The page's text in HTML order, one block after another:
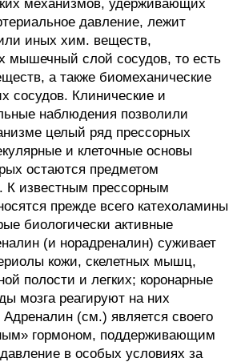
механизмов, удерживающих
давление, лежит
иных хим. веществ,
мышечный слой сосудов, то есть
а также биомеханические
сосудов. Клинические и
наблюдения позволили
целый ряд прессорных
и клеточные основы
остаются предметом
К известным прессорным
прежде всего катехоламины
биологически активные
(и норадреналин) суживает
кожи, скелетных мышц,
полости и легких; коронарные
мозга реагируют на них
(см.) является своего
гормоном, поддерживающим
в особых условиях за